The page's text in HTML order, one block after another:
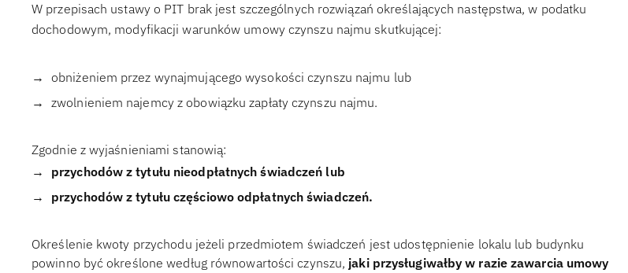
W przepisach ustawy o PIT brak jest szczególnych rozwiązań określających następstwa, w podatku
dochodowym, modyfikacji warunków umowy czynszu najmu skutkującej:
obniżeniem przez wynajmującego wysokości czynszu najmu lub
zwolnieniem najemcy z obowiązku zapłaty czynszu najmu.
Zgodnie z wyjaśnieniami stanowią:
przychodów z tytułu nieodpłatnych świadczeń lub
przychodów z tytułu częściowo odpłatnych świadczeń.
Określenie kwoty przychodu jeżeli przedmiotem świadczeń jest udostępnienie lokalu lub budynku
powinno być określone według równowartości czynszu, jaki przysługiwałby w razie zawarcia umowy